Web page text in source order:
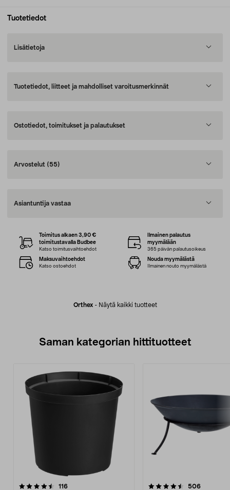
Tuotetiedot
Lisätietoja
Tuotetiedot, liitteet ja mahdolliset varoitusmerkinnät
Ostotiedot, toimitukset ja palautukset
Arvostelut (55)
Asiantuntija vastaa
Orthex- Näytä kaikki tuotteet
Toimitus alkaen 3,90 €
toimitustavalla Budbee
Katso toimitusvaihtoehdot
Ilmainen palautus
myymälään
365 päivän palautusoikeus
Maksuvaihtoehdot
Katso ostoehdot
Nouda myymälästä
Ilmainen nouto myymälästä
Saman kategorian hittituotteet
116arvostelut
4.5 viidestä
506arvostelut
4.5 viidestä